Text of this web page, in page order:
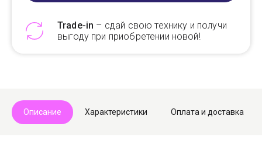
Trade-in – сдай свою технику и получи
выгоду при приобретении новой!
Описание Характеристики Оплата и доставка